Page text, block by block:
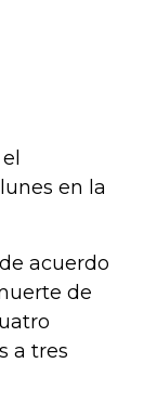
en la
acuerdo
de
a tres